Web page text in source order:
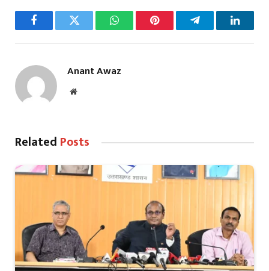
FacebookTwitter WhatsAppPinterest Telegram
Anant Awaz
Website
Related Posts